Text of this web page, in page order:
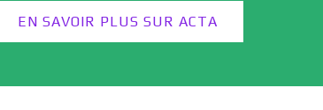
EN SAVOIR PLUS SUR ACTA